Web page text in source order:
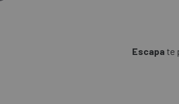
Escapate